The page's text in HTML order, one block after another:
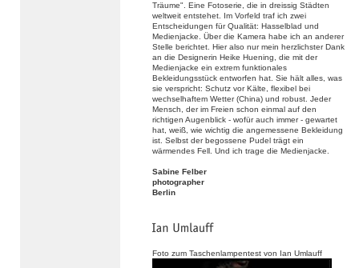
Träume". Eine Fotoserie, die in dreissig Städten
weltweit entstehet. Im Vorfeld traf ich zwei
Entscheidungen für Qualität: Hasselblad und
Medienjacke. Über die Kamera habe ich an anderer
Stelle berichtet. Hier also nur mein herzlichster Dank
an die Designerin Heike Huening, die mit der
Medienjacke ein extrem funktionales
Bekleidungsstück entworfen hat. Sie hält alles, was
sie verspricht: Schutz vor Kälte, flexibel bei
wechselhaftem Wetter (China) und robust. Jeder
Mensch, der im Freien schon einmal auf den
richtigen Augenblick - wofür auch immer - gewartet
hat, weiß, wie wichtig die angemessene Bekleidung
ist. Selbst der begossene Pudel trägt ein
wärmendes Fell. Und ich trage die Medienjacke.
Sabine Felber
photographer
Berlin
Foto zum Taschenlampentest von Ian Umlauff